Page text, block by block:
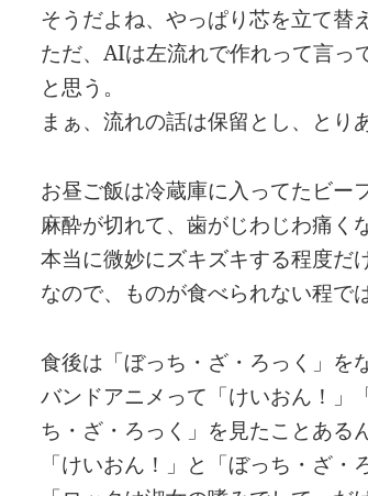
そうだよね、やっぱり芯を立て替
ただ、AIは左流れで作れって言っ
と思う。
まぁ、流れの話は保留とし、とり
お昼ご飯は冷蔵庫に入ってたビー
麻酔が切れて、歯がじわじわ痛く
本当に微妙にズキズキする程度だけ
なので、ものが食べられない程で
食後は「ぼっち・ざ・ろっく」を
バンドアニメって「けいおん！」
ち・ざ・ろっく」を見たことある
「けいおん！」と「ぼっち・ざ・